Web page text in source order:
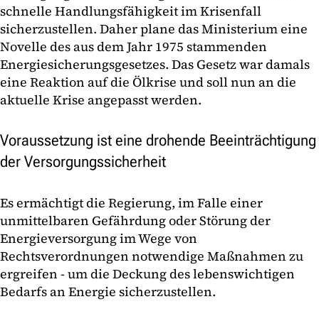
schnelle Handlungsfähigkeit im Krisenfall
sicherzustellen. Daher plane das Ministerium eine
Novelle des aus dem Jahr 1975 stammenden
Energiesicherungsgesetzes. Das Gesetz war damals
eine Reaktion auf die Ölkrise und soll nun an die
aktuelle Krise angepasst werden.
Voraussetzung ist eine drohende Beeinträchtigung
der Versorgungssicherheit
Es ermächtigt die Regierung, im Falle einer
unmittelbaren Gefährdung oder Störung der
Energieversorgung im Wege von
Rechtsverordnungen notwendige Maßnahmen zu
ergreifen - um die Deckung des lebenswichtigen
Bedarfs an Energie sicherzustellen.